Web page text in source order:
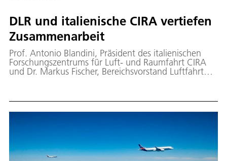
DLR und italienische CIRA vertiefen
Zusammenarbeit
Prof. Antonio Blandini, Präsident des italienischen
Forschungszentrums für Luft- und Raumfahrt CIRA
und Dr. Markus Fischer, Bereichsvorstand Luftfahrt
Kooperation beider Forschungseinrichtungen.
gemeinsamer Arbeiten und Projekte in der Luft- und